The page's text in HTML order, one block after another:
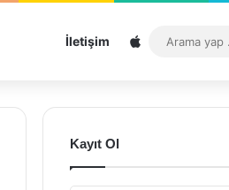
İletişim Sitemap
Kayıt Ol